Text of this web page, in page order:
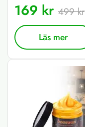
169 kr 499 kr
Läs mer